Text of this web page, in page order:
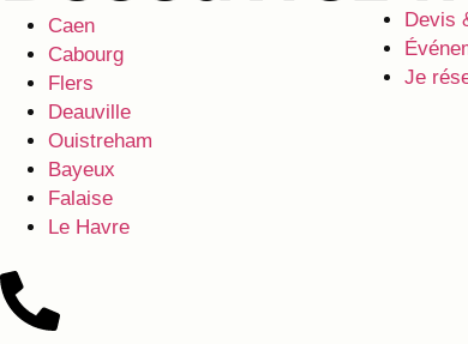
Devis
Je
Caen
Cabourg
Flers
Deauville
Ouistreham
Bayeux
Falaise
Le Havre